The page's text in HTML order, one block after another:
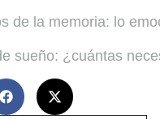
de la memoria: lo
sueño: ¿cuántas